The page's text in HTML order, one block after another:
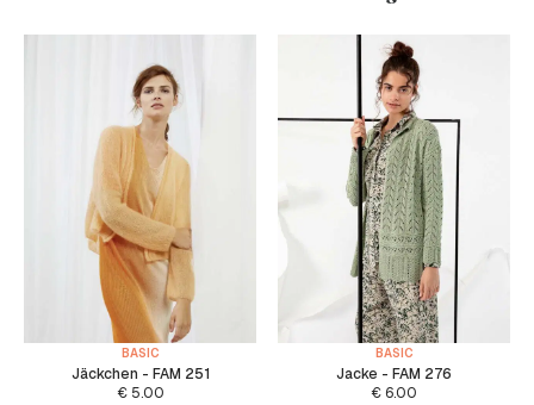
BASIC
Jäckchen - FAM 251
€5.00
BASIC
Jacke - FAM 276
€ 6.00